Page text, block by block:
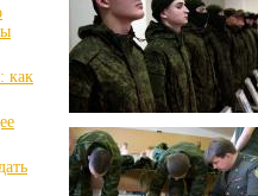
как